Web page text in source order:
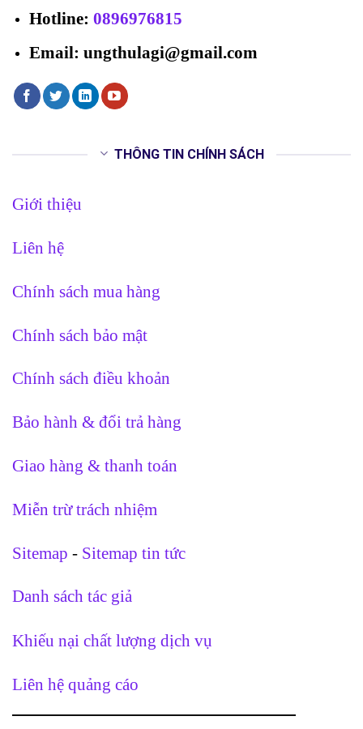
Hotline: 0896976815
Email: ungthulagi@gmail.com
THÔNG TIN CHÍNH SÁCH
Giới thiệu
Liên hệ
Chính sách mua hàng
Chính sách bảo mật
Chính sách điều khoản
Bảo hành & đổi trả hàng
Giao hàng & thanh toán
Miễn trừ trách nhiệm
Sitemap - Sitemap tin tức
Danh sách tác giả
Khiếu nại chất lượng dịch vụ
Liên hệ quảng cáo